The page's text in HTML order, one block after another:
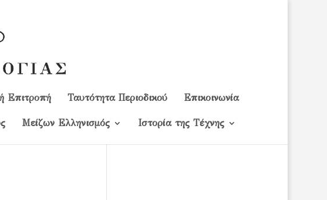
Επιτροπή Ταυτότητα Περιοδικού Επικοινωνία
Μείζων Ελληνισμός Ιστορία της Τέχνης